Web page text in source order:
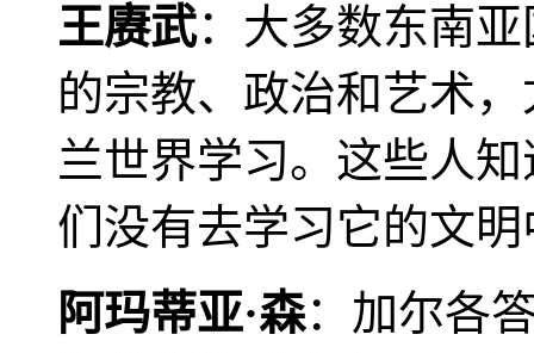
王赓武：大多数东南
的宗教、政治和艺术
兰世界学习。这些人
们没有去学习它的文
阿玛蒂亚·森：加尔各